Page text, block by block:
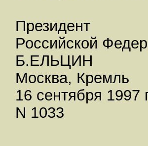
Президент
Российской
Б.ЕЛЬЦИН
Москва, Кремль
16 сентября 1997
N 1033